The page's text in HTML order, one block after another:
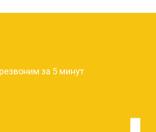
за 5 минут